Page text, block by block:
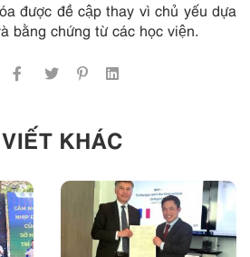
được đề cập thay vì chủ yếu dựa
bằng chứng từ các học viện.
KHÁC